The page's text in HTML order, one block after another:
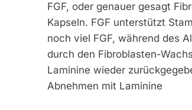
FGF, oder genauer gesagt
Kapseln. FGF unterstützt
noch viel FGF, während des
durch den Fibroblasten-
Laminine wieder
Abnehmen mit Laminine